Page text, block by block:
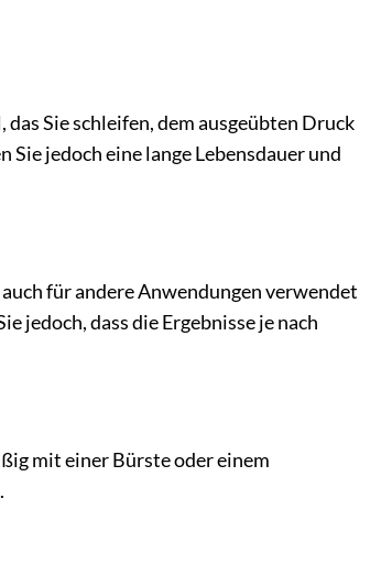
Sie schleifen, dem ausgeübten Druck
jedoch eine lange Lebensdauer und
für andere Anwendungen verwendet
jedoch, dass die Ergebnisse je nach
mit einer Bürste oder einem